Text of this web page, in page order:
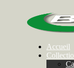
Accueil